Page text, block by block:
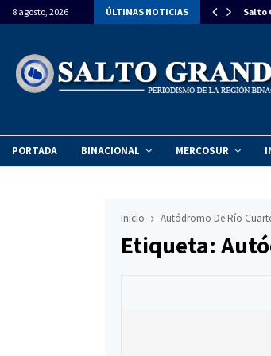
8 agosto, 2026 ÚLTIMAS NOTICIAS
una inversión de $270 millones para… Salto
PORTADA BINACIONAL MERCOSUR
Inicio Autódromo De Río
Etiqueta: